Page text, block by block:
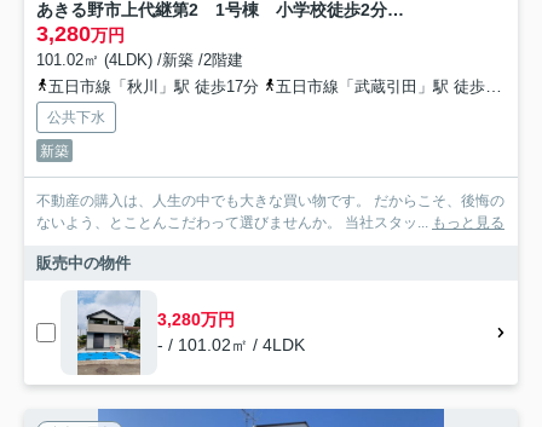
あきる野市上代継第2 1号棟 小学校徒歩2分！子育てに安心の住環境☆
3,280万円
101.02㎡ (4LDK) /新築 /2階建
五日市線「秋川」駅 徒歩17分
五日市線「武蔵引田」駅 徒歩18分
公共下水
新築
不動産の購入は、人生の中でも大きな買い物です。 だからこそ、後悔の
ないよう、とことんこだわって選びませんか。 当社スタッ... もっと見る
販売中の物件
3,280万円
- / 101.02㎡ / 4LDK